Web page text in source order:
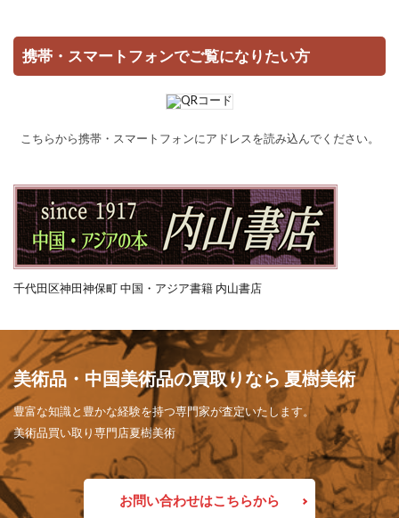
携帯・スマートフォンでご覧になりたい方
こちらから携帯・スマートフォンにアドレスを読み込んでください。
千代田区神田神保町 中国・アジア書籍 内山書店
美術品・中国美術品の買取りなら 夏樹美術
豊富な知識と豊かな経験を持つ専門家が査定いたします。
美術品買い取り専門店夏樹美術
お問い合わせはこちらから